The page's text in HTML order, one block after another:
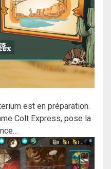
est en préparation.
Colt Express, pose la